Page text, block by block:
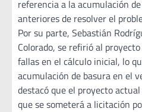
referencia a la acumulación
anteriores de resolver el
Por su parte, Sebastián
Colorado, se refirió al
fallas en el cálculo inicial, lo
acumulación de basura en el
destacó que el proyecto
que se someterá a licitación